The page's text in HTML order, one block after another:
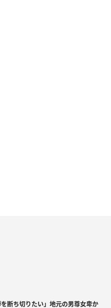
を断ち切りたい」地元の男尊女卑か